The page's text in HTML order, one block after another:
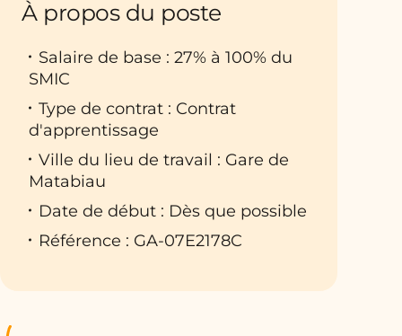
À propos du poste
Salaire de base : 27% à 100% du
SMIC
Type de contrat : Contrat
d'apprentissage
Ville du lieu de travail : Gare de
Matabiau
Date de début : Dès que possible
Référence : GA-07E2178C